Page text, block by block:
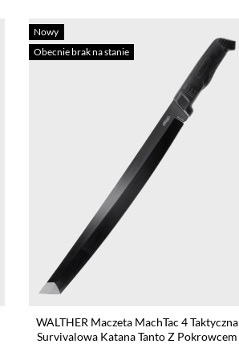
WALTHER Maczeta MachTac 4 Taktyczna
Survivalowa Katana Tanto Z Pokrowcem
Nowy
Obecnie brak na stanie